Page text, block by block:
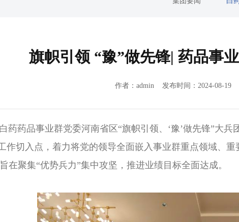
旗帜引领 “豫”做先锋| 药品事
作者：admin 发布时间：2024-08-19
药品事业群党委河南省区“旗帜引领、‘豫’做先锋”大兵
作切入点，着力将党的领导全面嵌入事业群重点领域、
在聚集“优势兵力”集中攻坚，推进业绩目标全面达成。